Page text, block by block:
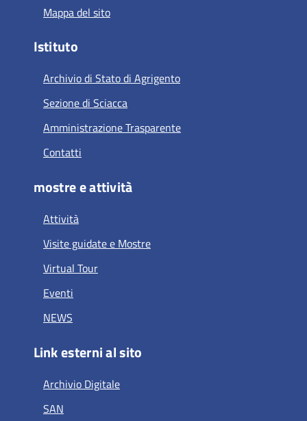
Mappa del sito
Istituto
Archivio di Stato di Agrigento
Sezione di Sciacca
Amministrazione Trasparente
Contatti
mostre e attività
Attività
Visite guidate e Mostre
Virtual Tour
Eventi
NEWS
Link esterni al sito
Archivio Digitale
SAN